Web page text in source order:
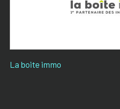
La boite immo